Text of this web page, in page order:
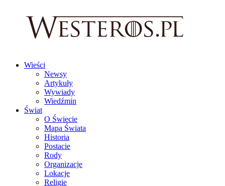
Wieści
Newsy
Artykuły
Wywiady
Wiedźmin
Świat
O Świecie
Mapa Świata
Historia
Postacie
Rody
Organizacje
Lokacje
Religie